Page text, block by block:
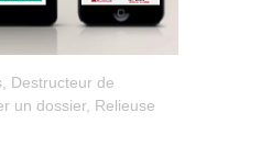
, Destructeur de
un dossier, Relieuse